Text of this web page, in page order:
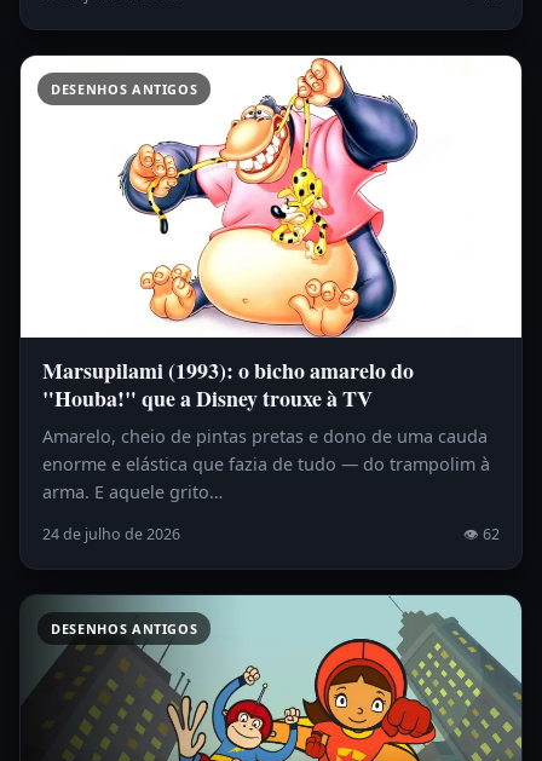
DESENHOS ANTIGOS
Marsupilami (1993): o bicho amarelo do
"Houba!" que a Disney trouxe à TV
Amarelo, cheio de pintas pretas e dono de uma cauda
enorme e elástica que fazia de tudo — do trampolim à
arma. E aquele grito…
24 de julho de 2026 👁 62
DESENHOS ANTIGOS